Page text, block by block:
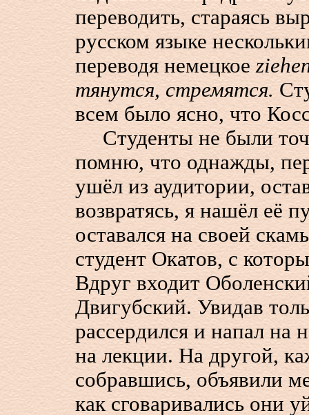
переводить, стараясь
русском языке
переводя немецкое
тянутся, стремятся.
всем было ясно, что
Студенты не были
помню, что однажды,
ушёл из аудитории,
возвратясь, я нашёл её
оставался на своей
студент Окатов, с
Вдруг входит
Двигубский. Увидав
рассердился и напал на
на лекции. На другой,
собравшись, объявили
как сговаривались они